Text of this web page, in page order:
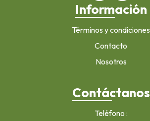
Información
Términos y condiciones
Contacto
Nosotros
Contáctanos
Teléfono